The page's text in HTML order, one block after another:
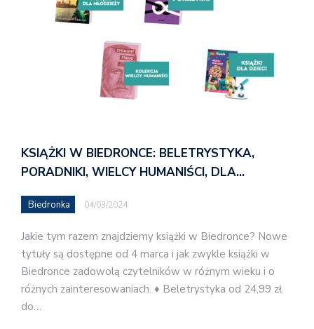
KSIĄŻKI W BIEDRONCE: BELETRYSTYKA,
PORADNIKI, WIELCY HUMANIŚCI, DLA…
Biedronka 04/03/2024
Jakie tym razem znajdziemy książki w Biedronce? Nowe
tytuły są dostępne od 4 marca i jak zwykle książki w
Biedronce zadowolą czytelników w różnym wieku i o
różnych zainteresowaniach. ♦ Beletrystyka od 24,99 zł
do…